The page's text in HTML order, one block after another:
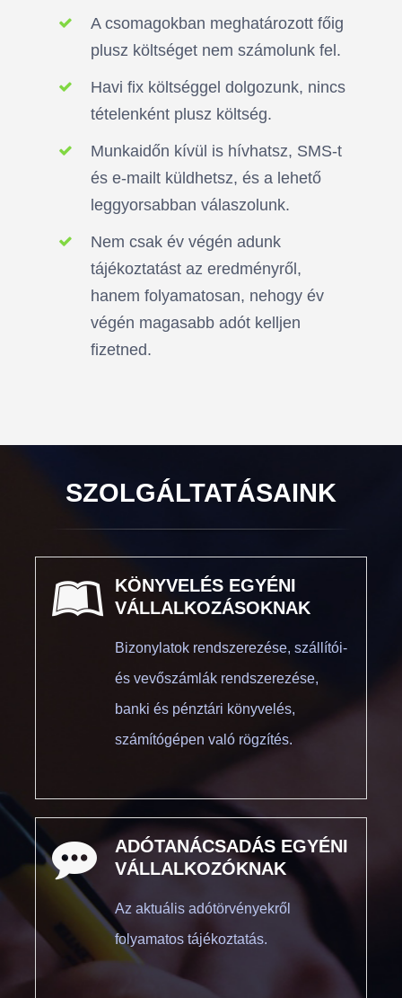
A csomagokban meghatározott főig
plusz költséget nem számolunk fel.
Havi fix költséggel dolgozunk, nincs
tételenként plusz költség.
Munkaidőn kívül is hívhatsz, SMS-t
és e-mailt küldhetsz, és a lehető
leggyorsabban válaszolunk.
Nem csak év végén adunk
tájékoztatást az eredményről,
hanem folyamatosan, nehogy év
végén magasabb adót kelljen
fizetned.
SZOLGÁLTATÁSAINK
KÖNYVELÉS EGYÉNI
VÁLLALKOZÁSOKNAK
Bizonylatok rendszerezése, szállítói-
és vevőszámlák rendszerezése,
banki és pénztári könyvelés,
számítógépen való rögzítés.
ADÓTANÁCSADÁS EGYÉNI
VÁLLALKOZÓKNAK
Az aktuális adótörvényekről
folyamatos tájékoztatás.